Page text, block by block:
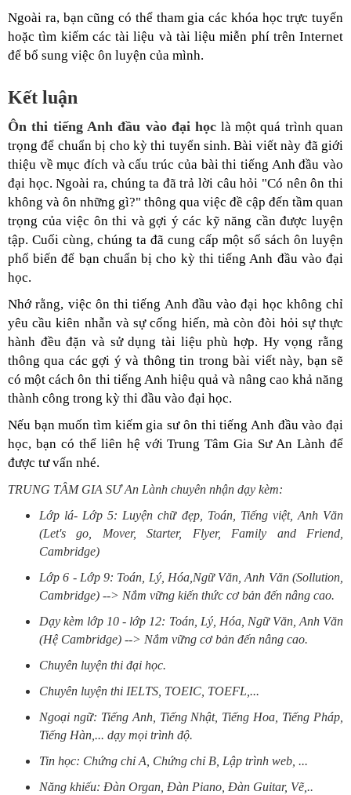
Ngoài ra, bạn cũng có thể tham gia các khóa học trực tuyến
hoặc tìm kiếm các tài liệu và tài liệu miễn phí trên Internet
để bổ sung việc ôn luyện của mình.
Kết luận
Ôn thi tiếng Anh đầu vào đại học là một quá trình quan
trọng để chuẩn bị cho kỳ thi tuyển sinh. Bài viết này đã giới
thiệu về mục đích và cấu trúc của bài thi tiếng Anh đầu vào
đại học. Ngoài ra, chúng ta đã trả lời câu hỏi "Có nên ôn thi
không và ôn những gì?" thông qua việc đề cập đến tầm quan
trọng của việc ôn thi và gợi ý các kỹ năng cần được luyện
tập. Cuối cùng, chúng ta đã cung cấp một số sách ôn luyện
phổ biến để bạn chuẩn bị cho kỳ thi tiếng Anh đầu vào đại
học.
Nhớ rằng, việc ôn thi tiếng Anh đầu vào đại học không chỉ
yêu cầu kiên nhẫn và sự cống hiến, mà còn đòi hỏi sự thực
hành đều đặn và sử dụng tài liệu phù hợp. Hy vọng rằng
thông qua các gợi ý và thông tin trong bài viết này, bạn sẽ
có một cách ôn thi tiếng Anh hiệu quả và nâng cao khả năng
thành công trong kỳ thi đầu vào đại học.
Nếu bạn muốn tìm kiếm gia sư ôn thi tiếng Anh đầu vào đại
học, bạn có thể liên hệ với Trung Tâm Gia Sư An Lành để
được tư vấn nhé.
TRUNG TÂM GIA SƯ An Lành chuyên nhận dạy kèm:
Lớp lá- Lớp 5: Luyện chữ đẹp, Toán, Tiếng việt, Anh Văn
(Let's go, Mover, Starter, Flyer, Family and Friend,
Cambridge)
Lớp 6 - Lớp 9: Toán, Lý, Hóa,Ngữ Văn, Anh Văn (Sollution,
Cambridge) --> Nắm vững kiến thức cơ bản đến nâng cao.
Dạy kèm lớp 10 - lớp 12: Toán, Lý, Hóa, Ngữ Văn, Anh Văn
(Hệ Cambridge) --> Nắm vững cơ bản đến nâng cao.
Chuyên luyện thi đại học.
Chuyên luyện thi IELTS, TOEIC, TOEFL,...
Ngoại ngữ: Tiếng Anh, Tiếng Nhật, Tiếng Hoa, Tiếng Pháp,
Tiếng Hàn,... dạy mọi trình độ.
Tin học: Chứng chỉ A, Chứng chỉ B, Lập trình web, ...
Năng khiếu: Đàn Organ, Đàn Piano, Đàn Guitar, Vẽ,..